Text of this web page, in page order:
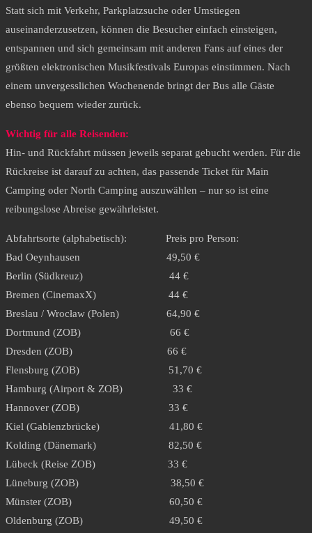
Statt sich mit Verkehr, Parkplatzsuche oder Umstiegen
auseinanderzusetzen, können die Besucher einfach einsteigen,
entspannen und sich gemeinsam mit anderen Fans auf eines der
größten elektronischen Musikfestivals Europas einstimmen. Nach
einem unvergesslichen Wochenende bringt der Bus alle Gäste
ebenso bequem wieder zurück.
Wichtig für alle Reisenden:
Hin- und Rückfahrt müssen jeweils separat gebucht werden. Für die
Rückreise ist darauf zu achten, das passende Ticket für Main
Camping oder North Camping auszuwählen – nur so ist eine
reibungslose Abreise gewährleistet.
Abfahrtsorte (alphabetisch): Preis pro Person:
Bad Oeynhausen 49,50 €
Berlin (Südkreuz) 44 €
Bremen (CinemaxX) 44 €
Breslau / Wrocław (Polen) 64,90 €
Dortmund (ZOB) 66 €
Dresden (ZOB) 66 €
Flensburg (ZOB) 51,70 €
Hamburg (Airport & ZOB) 33 €
Hannover (ZOB) 33 €
Kiel (Gablenzbrücke) 41,80 €
Kolding (Dänemark) 82,50 €
Lübeck (Reise ZOB) 33 €
Lüneburg (ZOB) 38,50 €
Münster (ZOB) 60,50 €
Oldenburg (ZOB) 49,50 €